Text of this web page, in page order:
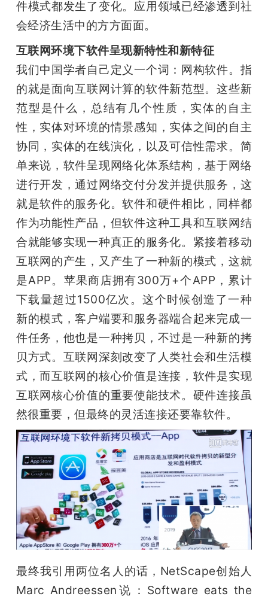
件模式都发生了变化。应用领域已经渗透到社
会经济生活中的方方面面。
互联网环境下软件呈现新特性和新特征
我们中国学者自己定义一个词：网构软件。指
的就是面向互联网计算的软件新范型。这些新
范型是什么，总结有几个性质，实体的自主
性，实体对环境的情景感知，实体之间的自主
协同，实体的在线演化，以及可信性需求。简
单来说，软件呈现网络化体系结构，基于网络
进行开发，通过网络交付分发并提供服务，这
就是软件的服务化。软件和硬件相比，同样都
作为功能性产品，但软件这种工具和互联网结
合就能够实现一种真正的服务化。紧接着移动
互联网的产生，又产生了一种新的模式，这就
是APP。苹果商店拥有300万+个APP，累计
下载量超过1500亿次。这个时候创造了一种
新的模式，客户端要和服务器端合起来完成一
件任务，他也是一种拷贝，不过是一种新的拷
贝方式。互联网深刻改变了人类社会和生活模
式，而互联网的核心价值是连接，软件是实现
互联网核心价值的重要使能技术。硬件连接虽
然很重要，但最终的灵活连接还要靠软件。
最终我引用两位名人的话，NetScape创始人
Marc Andreessen说：Software eats the